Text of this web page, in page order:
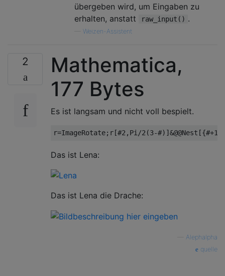
übergeben wird, um Eingaben zu
erhalten, anstatt
raw_input() .
Weizen-Assistent
2
Mathematica,
177 Bytes
Es ist langsam und nicht voll bespielt.
Das ist Lena:
Das ist Lena die Drache:
Alephalpha
quelle